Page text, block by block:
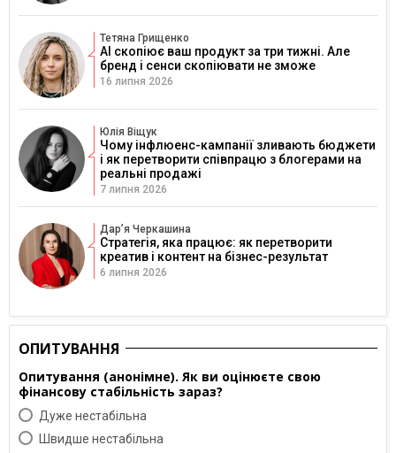
Тетяна Грищенко
AI скопіює ваш продукт за три тижні. Але
бренд і сенси скопіювати не зможе
16 липня 2026
Юлія Віщук
Чому інфлюенс-кампанії зливають бюджети
і як перетворити співпрацю з блогерами на
реальні продажі
7 липня 2026
Дарʼя Черкашина
Стратегія, яка працює: як перетворити
креатив і контент на бізнес-результат
6 липня 2026
ОПИТУВАННЯ
Опитування (анонімне). Як ви оцінюєте свою
фінансову стабільність зараз?
Дуже нестабільна
Швидше нестабільна